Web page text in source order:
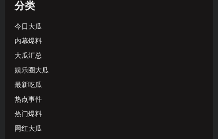
分类
今日大瓜
内幕爆料
大瓜汇总
娱乐圈大瓜
最新吃瓜
热点事件
热门爆料
网红大瓜